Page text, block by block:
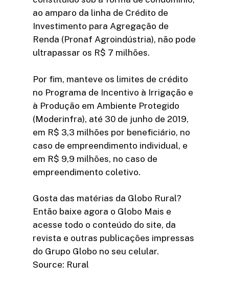
ao amparo da linha de Crédito de
Investimento para Agregação de
Renda (Pronaf Agroindústria), não pode
ultrapassar os R$ 7 milhões.
Por fim, manteve os limites de crédito
no Programa de Incentivo à Irrigação e
à Produção em Ambiente Protegido
(Moderinfra), até 30 de junho de 2019,
em R$ 3,3 milhões por beneficiário, no
caso de empreendimento individual, e
em R$ 9,9 milhões, no caso de
empreendimento coletivo.
Gosta das matérias da Globo Rural?
Então baixe agora o Globo Mais e
acesse todo o conteúdo do site, da
revista e outras publicações impressas
do Grupo Globo no seu celular.
Source: Rural